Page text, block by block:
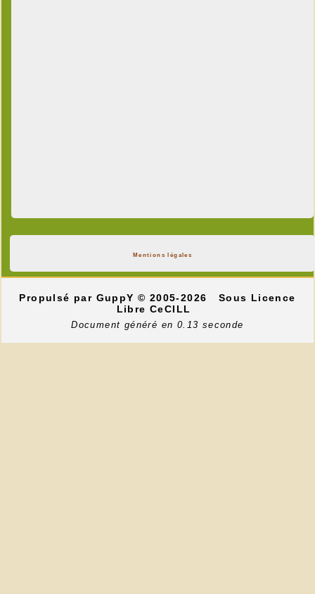
Mentions légales
Propulsé par GuppY© 2005-2026
Sous Licence
Libre CeCILL
Document généré en 0.13 seconde